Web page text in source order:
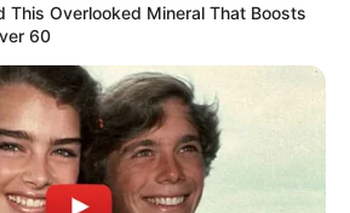
Essen weiter»
This Overlooked Mineral That Boosts
60